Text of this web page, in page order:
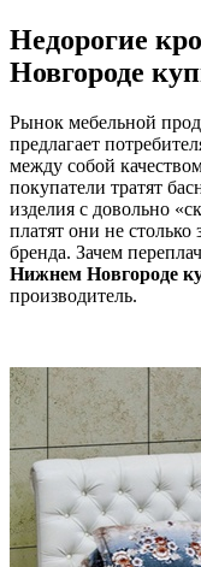
Недорогие
Новгороде
Рынок мебельной
предлагает
между собой
покупатели тратят
изделия с довольно
платят они не столько
бренда. Зачем
Нижнем Новгороде
производитель.